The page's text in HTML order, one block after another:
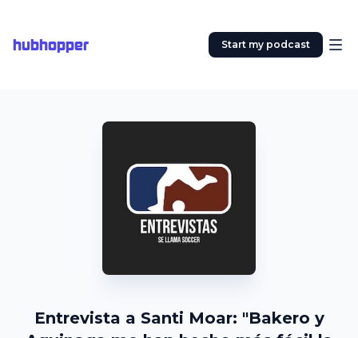
hubhopper Start my podcast
Entrevista a Santi Moar: "Bakero y